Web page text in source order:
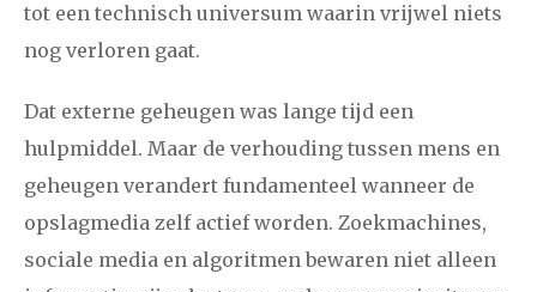
tot een technisch universum waarin vrijwel niets
nog verloren gaat.
Dat externe geheugen was lange tijd een
hulpmiddel. Maar de verhouding tussen mens en
geheugen verandert fundamenteel wanneer de
opslagmedia zelf actief worden. Zoekmachines,
sociale media en algoritmen bewaren niet alleen